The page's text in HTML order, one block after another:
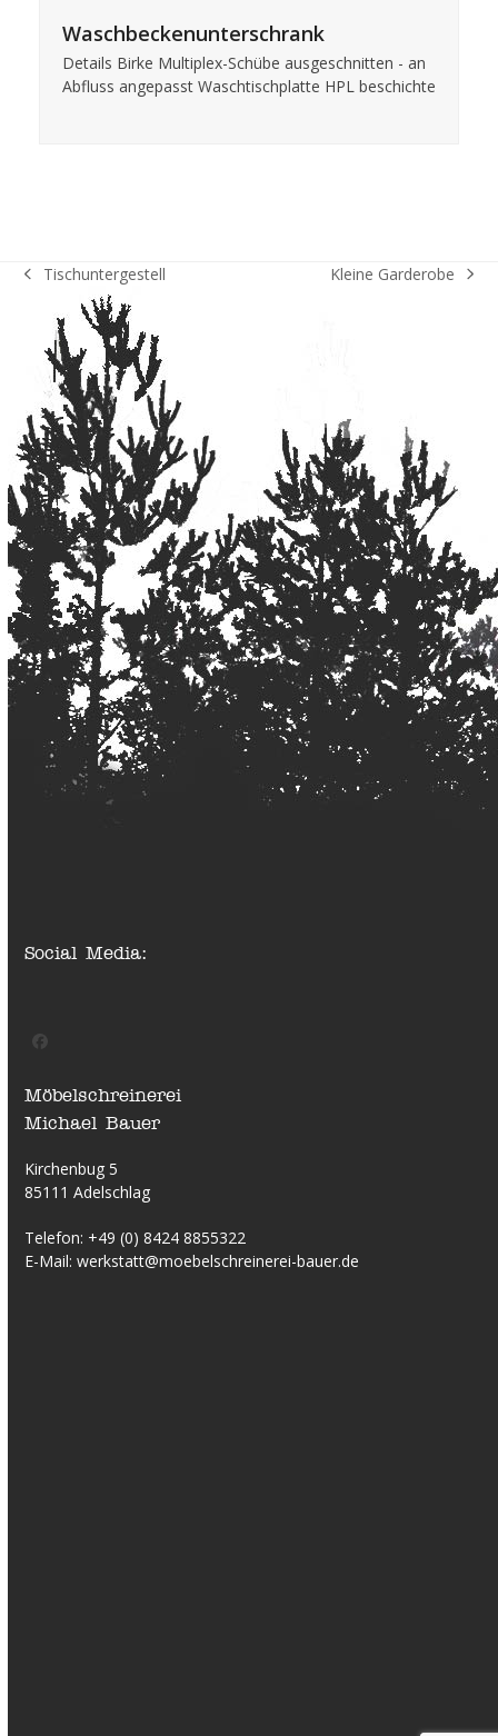
Waschbeckenunterschrank
Details Birke Multiplex-Schübe ausgeschnitten - an
Abfluss angepasst Waschtischplatte HPL beschichte
vorheriger
Tischuntergestell
Nächster
Kleine Garderobe
Social Media:
Möbelschreinerei
Michael Bauer
Kirchenbug 5
85111 Adelschlag
Telefon: +49 (0) 8424 8855322
E-Mail:werkstatt@moebelschreinerei-bauer.de